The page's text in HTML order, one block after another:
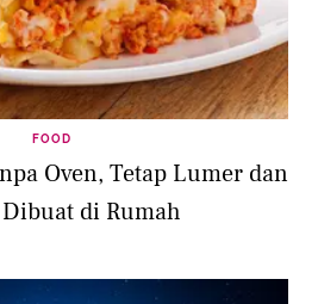
FOOD
Oven, Tetap Lumer dan
di Rumah